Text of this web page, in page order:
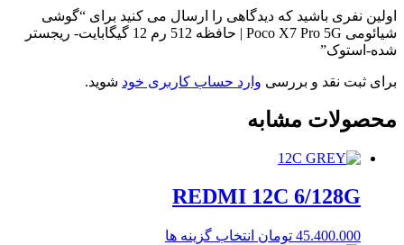
اولین نفری باشید که دیدگاهی را ارسال می کنید برای “گوشی
شیائومی Poco X7 Pro 5G | حافظه 512 رم 12 گیگابایت- ریجستر
شده-استوک”
برای ثبت نقد و بررسی وارد حساب کاربری خود شوید.
محصولات مشابه
REDMI 12C 6/128G
45.400.000 تومان انتخاب گزینه ها